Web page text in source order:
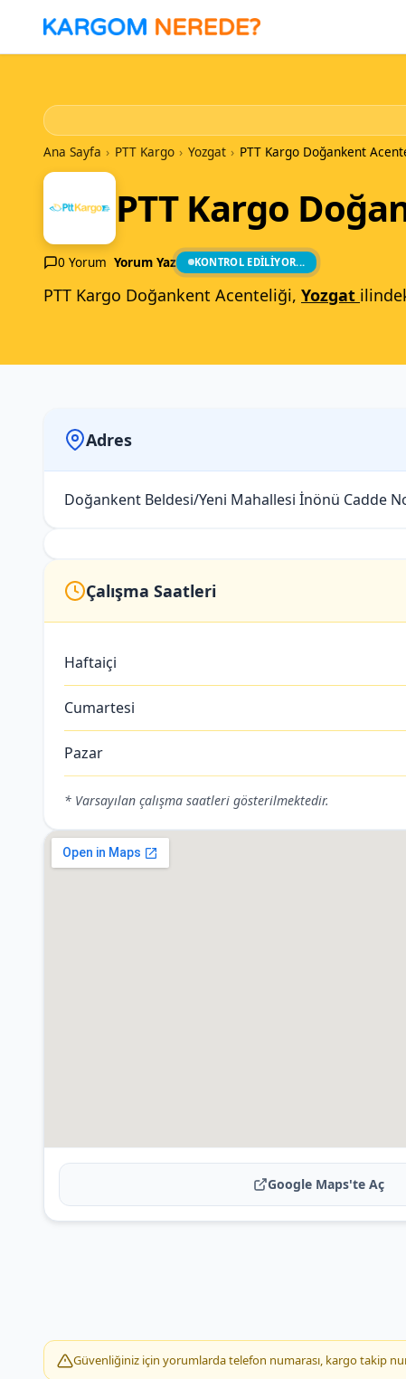
Ana Sayfa › PTT Kargo › Yozgat › PTT Kargo Doğankent
PTT Kargo
0 Yorum Yorum Yaz KONTROL EDILIYOR...
PTT Kargo Doğankent Acenteliği, Yozgat
Adres
Doğankent Beldesi/Yeni Mahallesi İnönü Cadde
Çalışma Saatleri
Haftaiçi
Cumartesi
Pazar
* Varsayılan çalışma saatleri gösterilmektedir.
Google Maps'te Aç
Güvenliğiniz için yorumlarda telefon numarası, kargo takip